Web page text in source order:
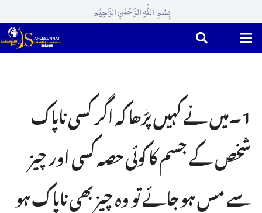
بِسْمِ اللّٰہِ الرَّحْمٰنِ الرَّحِیْم
1۔میں نے کہیں پڑھا کہ اگر کسی ناپاک
شخص کے جسم کا کوئی حصہ کسی اور چیز
سے مس ہو جائے تو وہ چیز بھی ناپاک ہو